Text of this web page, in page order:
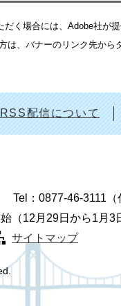
く場合には、Adobe社が
は、バナーのリンク先から
RSS配信について
Tel：0877-46-3111（
（12月29日から1月3
サイトマップ